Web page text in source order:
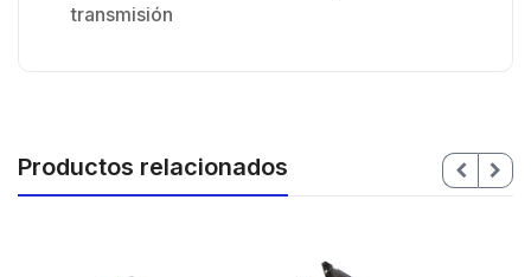
transmisión
Productos relacionados